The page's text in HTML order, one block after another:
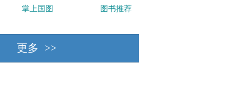
掌上国图 图书推荐
更多 >>